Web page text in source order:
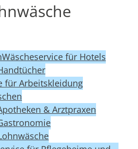
Wäscheservice für Hotels
für Arbeitskleidung
& Arztpraxen